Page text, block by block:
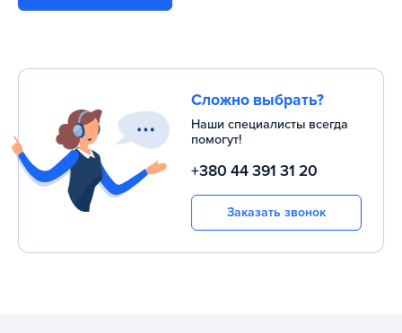
Сложно выбрать?
Наши специалисты всегда
помогут!
+380 44 391 31 20
Заказать звонок